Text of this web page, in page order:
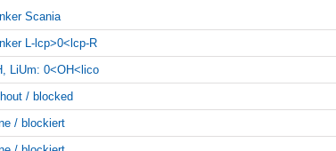
Scania
L-lcp>0<lcp-R
LiUm: 0<OH<lico
/ blocked
/ blockiert